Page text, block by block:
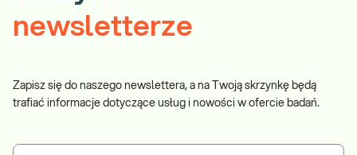
newsletterze
Zapisz się do naszego newslettera, a na Twoją skrzynkę będą
trafiać informacje dotyczące usług i nowości w ofercie badań.